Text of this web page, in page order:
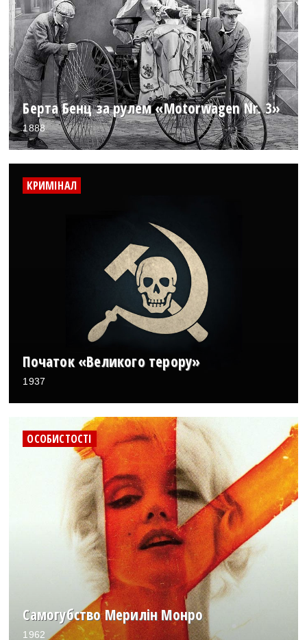
Берта Бенц за рулем «Motorwagen Nr. 3»
1888
КРИМІНАЛ
Початок «Великого терору»
1937
ОСОБИСТОСТІ
Самогубство Мерилін Монро
1962